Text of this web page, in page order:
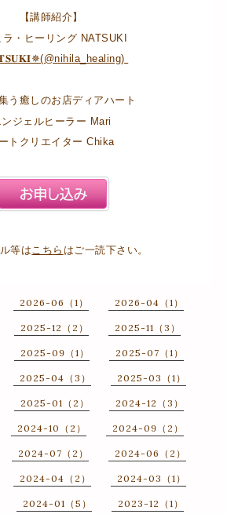
【講師紹介】
・ヒーリング NATSUKI
う癒しのお店ディアハート
ンジェルヒーラー Mari
トクリエイター Chika
等はこちら はご一読下さい。
2026-06（1） 2026-04（1）
2025-12（2） 2025-11（3）
2025-09（1） 2025-07（1）
2025-04（3） 2025-03（1）
2025-01（2） 2024-12（3）
2024-10（2） 2024-09（2）
2024-07（2） 2024-06（2）
2024-04（2） 2024-03（1）
2024-01（5） 2023-12（1）